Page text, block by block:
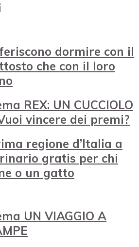
dormire con il
che con il loro
REX: UN CUCCIOLO
vincere dei premi?
regione d’Italia a
gratis per chi
o un gatto
UN VIAGGIO A